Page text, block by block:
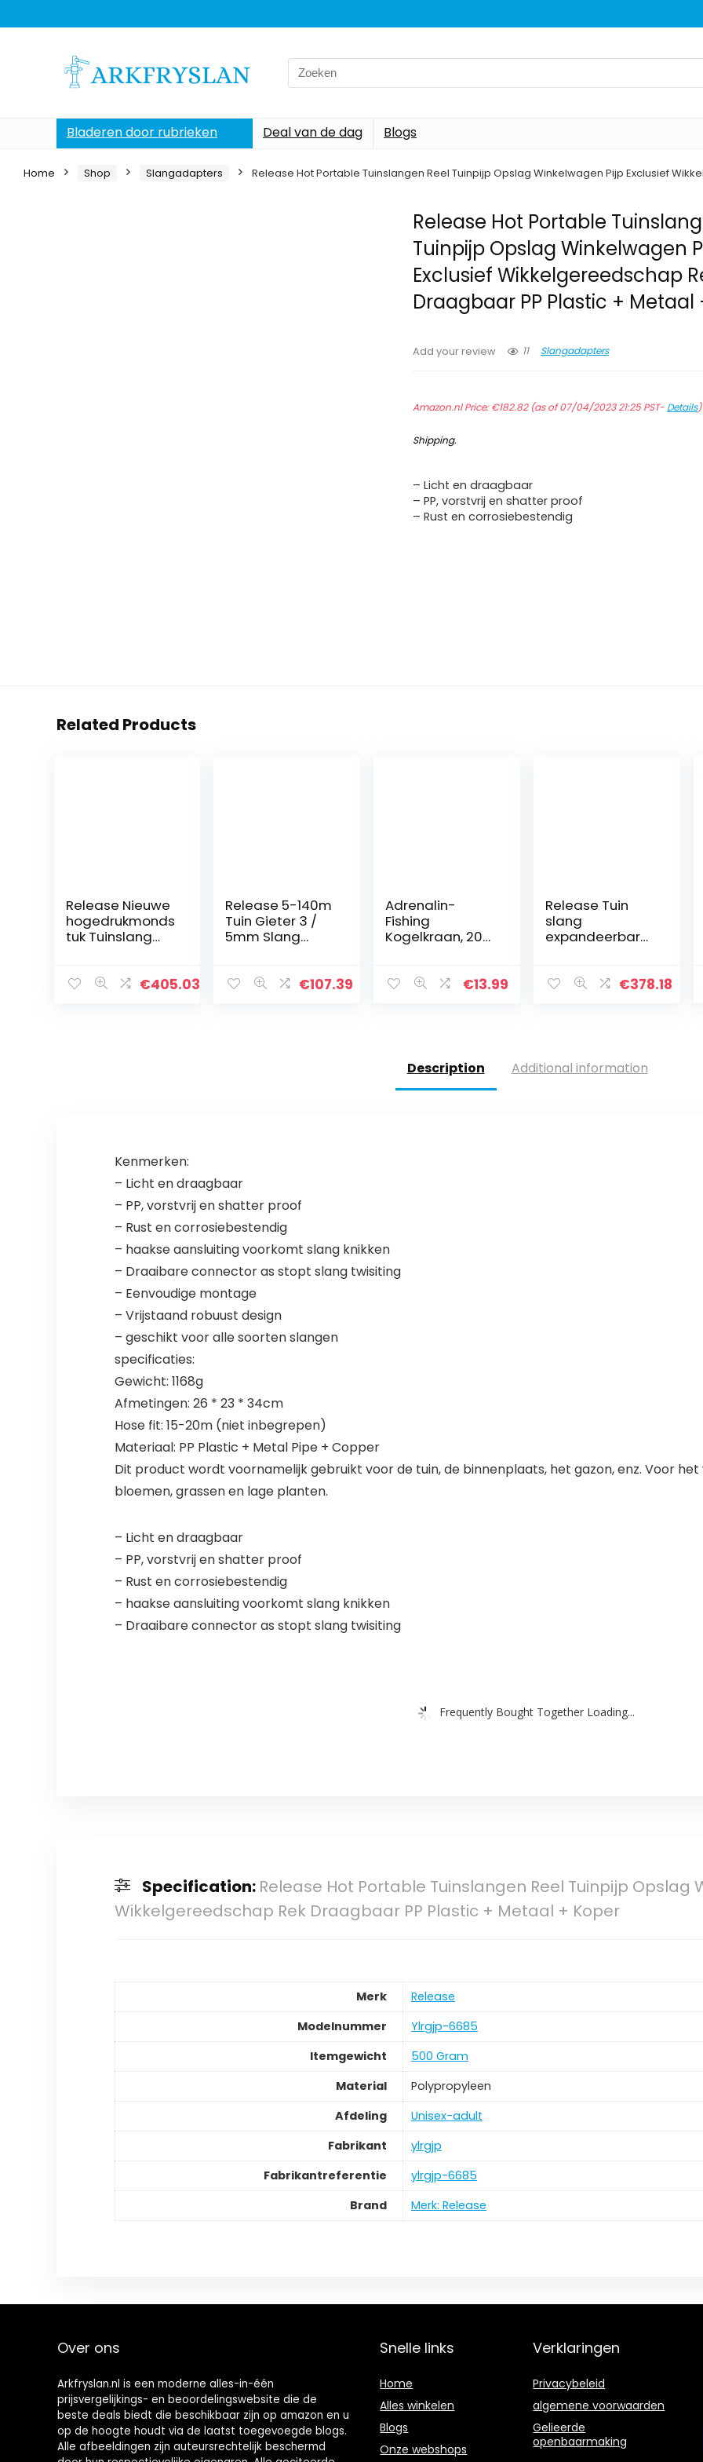
Search
for:
Bladeren door rubrieken Deal van de dag Blogs
Home Shop Slangadapters Release Hot Portable Tuinslangen Reel Tuinpijp Opslag Winkelwagen Pijp Exclusief
Release Hot Portable
Tuinpijp Opslag Winkelwagen
Exclusief Wikkelgereedschap
Draagbaar PP Plastic + Metaal
Add your review 11 Slangadapters
Amazon.nl Price:€182.82(as of 07/04/2023 21:25 PST- Details)
Shipping.
– Licht en draagbaar
– PP, vorstvrij en shatter proof
– Rust en corrosiebestendig
Related Products
Release Nieuwe
hogedrukmonds
tuk Tuinslang
Uitbreidbare
€405.03
Release 5-140m
Tuin Gieter 3 /
5mm Slang
Greenhouse€107.39
Adrenalin-
Fishing
Kogelkraan, 20
an, DN20,
€13.99
Release Tuin
slang
expandeerbare
pijp flexibele
€378.18
Description Additional information
Kenmerken:
– Licht en draagbaar
– PP, vorstvrij en shatter proof
– Rust en corrosiebestendig
– haakse aansluiting voorkomt slang knikken
– Draaibare connector as stopt slang twisiting
– Eenvoudige montage
– Vrijstaand robuust design
– geschikt voor alle soorten slangen
specificaties:
Gewicht: 1168g
Afmetingen: 26 * 23 * 34cm
Hose fit: 15-20m (niet inbegrepen)
Materiaal: PP Plastic + Metal Pipe + Copper
Dit product wordt voornamelijk gebruikt voor de tuin, de binnenplaats, het gazon, enz. Voor
bloemen, grassen en lage planten.
– Licht en draagbaar
– PP, vorstvrij en shatter proof
– Rust en corrosiebestendig
– haakse aansluiting voorkomt slang knikken
– Draaibare connector as stopt slang twisiting
Frequently Bought Together Loading...
Specification: Release Hot Portable Tuinslangen Reel Tuinpijp Opslag
Wikkelgereedschap Rek Draagbaar PP Plastic + Metaal + Koper
Merk
‎Release
Modelnummer
‎Ylrgjp-6685
Itemgewicht
‎500 Gram
Material
‎Polypropyleen
Afdeling
‎Unisex-adult
Fabrikant
‎ylrgjp
Fabrikantreferentie
‎ylrgjp-6685
Brand
Merk: Release
Over ons
Arkfryslan.nl is een moderne alles-in-één
prijsvergelijkings- en beoordelingswebsite die de
beste deals biedt die beschikbaar zijn op amazon en u
op de hoogte houdt via de laatst toegevoegde blogs.
Alle afbeeldingen zijn auteursrechtelijk beschermd
Snelle links
Home
Alles winkelen
Blogs
Onze webshops
Verklaringen
Privacybeleid
algemene voorwaarden
Gelieerde
openbaarmaking